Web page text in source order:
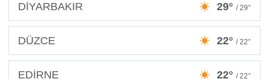
DİYARBAKIR 29° / 29°
DÜZCE 22° / 22°
EDİRNE 22° / 22°